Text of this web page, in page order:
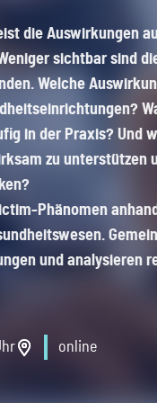
ec
die Auswirkungen
sichtbar sind
Welche
in der Praxis? Und
zu unterstützen
Phänomen anhand
und analysieren
online